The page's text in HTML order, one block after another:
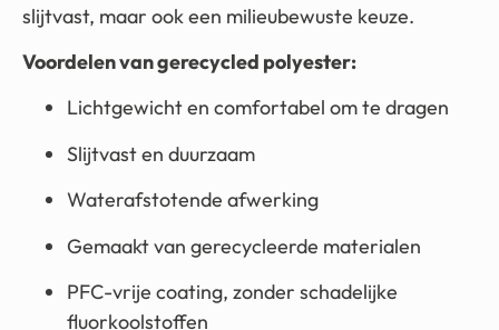
slijtvast, maar ook een milieubewuste keuze.
Voordelen van gerecycled polyester:
Lichtgewicht en comfortabel om te dragen
Slijtvast en duurzaam
Waterafstotende afwerking
Gemaakt van gerecycleerde materialen
PFC-vrije coating, zonder schadelijke
fluorkoolstoffen